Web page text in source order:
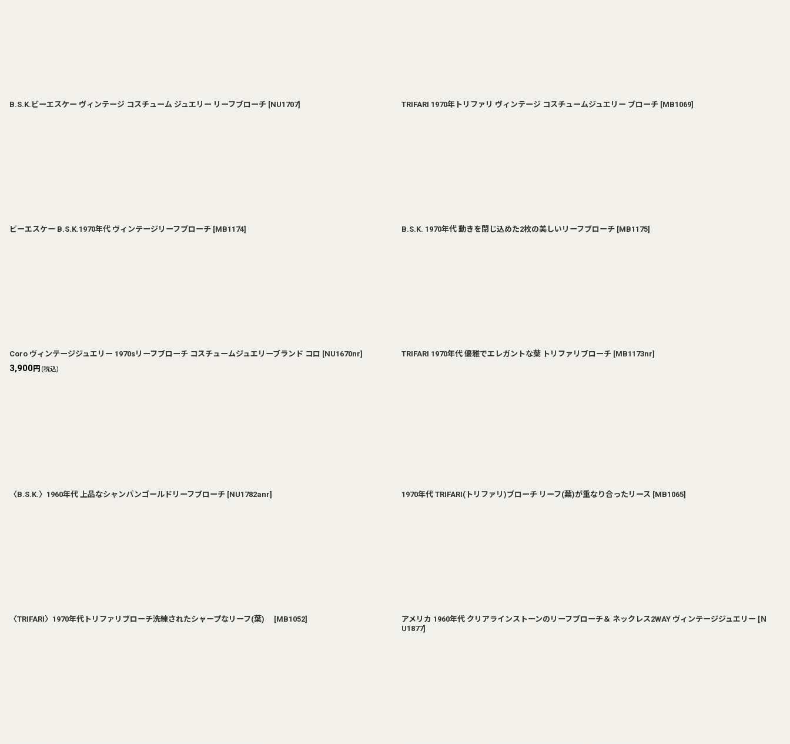
B.S.K.ビーエスケー ヴィンテージ コスチューム ジュエリー リーフブローチ [NU1707] TRIFARI 1970年トリファリ ヴィンテージ コスチュームジュエリー ブローチ [MB1069]
ビーエスケー B.S.K.1970年代 ヴィンテージリーフブローチ [MB1174] B.S.K. 1970年代 動きを閉じ込めた2枚の美しいリーフブローチ [MB1175]
Coro ヴィンテージジュエリー 1970sリーフブローチ コスチュームジュエリーブランド コロ [NU1670nr]
3,900円 (税込)
TRIFARI 1970年代 優雅でエレガントな葉 トリファリブローチ [MB1173nr]
〈B.S.K.〉1960年代 上品なシャンパンゴールドリーフブローチ [NU1782anr] 1970年代 TRIFARI(トリファリ)ブローチ リーフ(葉)が重なり合ったリース [MB1065]
〈TRIFARI〉1970年代トリファリブローチ洗練されたシャープなリーフ(葉) [MB1052] アメリカ 1960年代 クリアラインストーンのリーフブローチ＆ ネックレス2WAY ヴィンテージジュエリー [Ｎ
U1877]